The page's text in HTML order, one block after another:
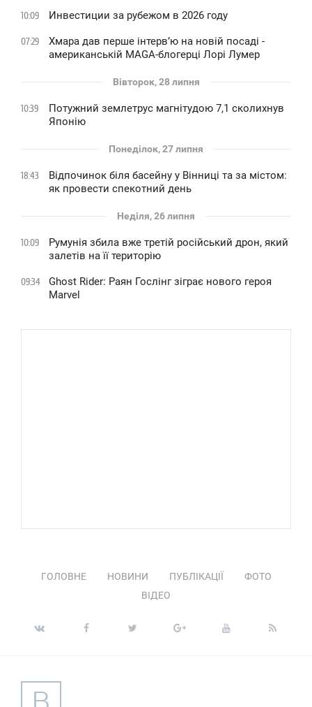
10:09 Инвестиции за рубежом в 2026 году
07:29
Хмара дав перше інтервʼю на новій посаді -
американській MAGA-блогерці Лорі Лумер
Вівторок, 28 липня
10:39
Потужний землетрус магнітудою 7,1 сколихнув
Японію
Понеділок, 27 липня
18:43
Відпочинок біля басейну у Вінниці та за містом:
як провести спекотний день
Неділя, 26 липня
10:09
Румунія збила вже третій російський дрон, який
залетів на її територію
09:34
Ghost Rider: Раян Гослінг зіграє нового героя
Marvel
ГОЛОВНЕ НОВИНИ ПУБЛІКАЦІЇ
ФОТО
ВІДЕО